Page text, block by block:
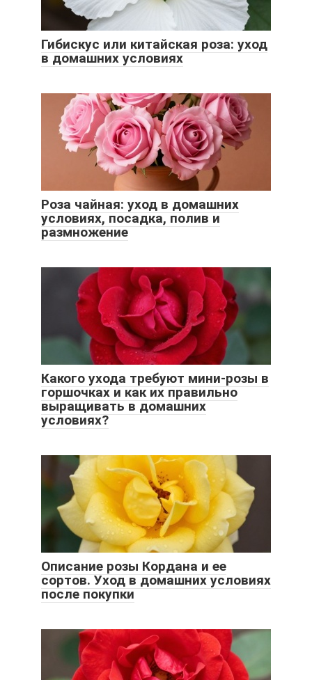
Гибискус или китайская роза: уход
в домашних условиях
Роза чайная: уход в домашних
условиях, посадка, полив и
размножение
Какого ухода требуют мини-розы в
горшочках и как их правильно
выращивать в домашних
условиях?
Описание розы Кордана и ее
сортов. Уход в домашних условиях
после покупки